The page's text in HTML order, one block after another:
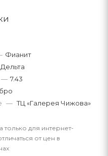
— 7.43
Дельта
Фианит
— ТЦ «Галерея Чижова»
только для интернет-
от цен в